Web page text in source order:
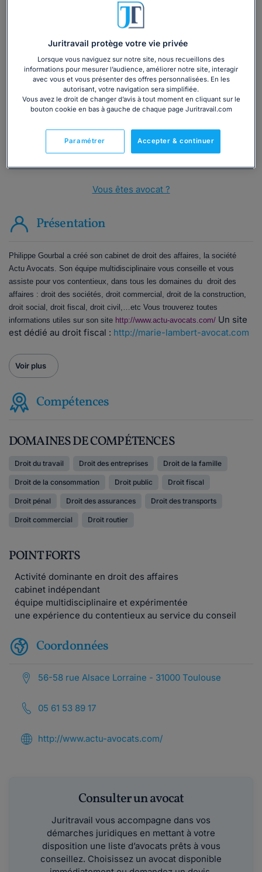
Vous souhaitez une consultation par
téléphone ?
Consulter immédiatement
ou appelez le01 75 75 42 33(8h à 21h du lundi au
vendredi)
Vous êtes avocat ?
Présentation
Philippe Gourbal a créé son cabinet de droit des affaires, la société
Actu Avocats. Son équipe multidisciplinaire vous conseille et vous
assiste pour vos contentieux, dans tous les domaines du droit des
affaires : droit des sociétés, droit commercial, droit de la construction,
droit social, droit fiscal, droit civil,…etc Vous trouverez toutes
informations utiles sur son site http://www.actu-avocats.com/ Un site
est dédié au droit fiscal : http://marie-lambert-avocat.com
Voir plus
Compétences
DOMAINES DE COMPÉTENCES
Droit du travail Droit des entreprises Droit de la famille
Droit de la consommation Droit public Droit fiscal
Droit pénal Droit des assurances Droit des transports
Droit commercial Droit routier
POINT FORTS
Activité dominante en droit des affaires
cabinet indépendant
équipe multidisciplinaire et expérimentée
une expérience du contentieux au service du conseil
Coordonnées
56-58 rue Alsace Lorraine - 31000 Toulouse
05 61 53 89 17
http://www.actu-avocats.com/
Consulter un avocat
Juritravail vous accompagne dans vos
démarches juridiques en mettant à votre
disposition une liste d’avocats prêts à vous
conseillez. Choisissez un avocat disponible
Juritravail protège votre vie privée
Lorsque vous naviguez sur notre site, nous recueillons des
informations pour mesurer l’audience, améliorer notre site, interagir
avec vous et vous présenter des offres personnalisées. En les
autorisant, votre navigation sera simplifiée.
Vous avez le droit de changer d’avis à tout moment en cliquant sur le
bouton cookie en bas à gauche de chaque page Juritravail.com
Accepter & continuer
Paramétrer